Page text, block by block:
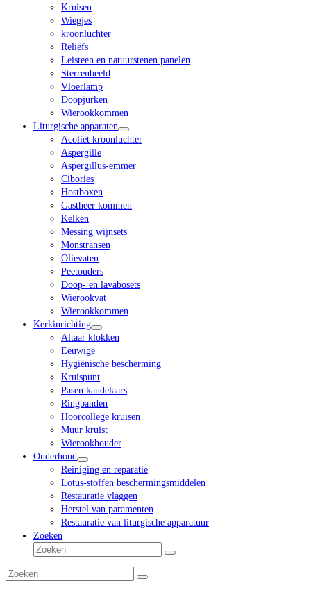
Kruisen
Wiegjes
kroonluchter
Reliëfs
Leisteen en natuurstenen panelen
Sterrenbeeld
Vloerlamp
Doopjurken
Wierookkommen
Liturgische apparaten
Acoliet kroonluchter
Aspergille
Aspergillus-emmer
Cibories
Hostboxen
Gastheer kommen
Kelken
Messing wijnsets
Monstransen
Olievaten
Peetouders
Doop- en lavabosets
Wierookvat
Wierookkommen
Kerkinrichting
Altaar klokken
Eeuwige
Hygiënische bescherming
Kruispunt
Pasen kandelaars
Ringbanden
Hoorcollege kruisen
Muur kruist
Wierookhouder
Onderhoud
Reiniging en reparatie
Lotus-stoffen beschermingsmiddelen
Restauratie vlaggen
Herstel van paramenten
Restauratie van liturgische apparatuur
Zoeken
Zoeken
Verzenden
Zoeken
Verzenden